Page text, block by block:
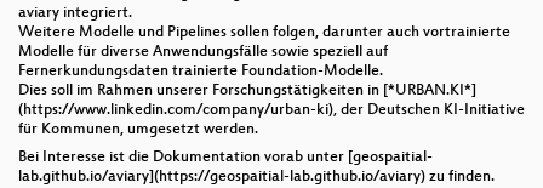
aviary integriert.
Weitere Modelle und Pipelines sollen folgen, darunter auch vortrainierte
Modelle für diverse Anwendungsfälle sowie speziell auf
Fernerkundungsdaten trainierte Foundation-Modelle.
Dies soll im Rahmen unserer Forschungstätigkeiten in [*URBAN.KI*]
(https://www.linkedin.com/company/urban-ki), der Deutschen KI-Initiative
für Kommunen, umgesetzt werden.
Bei Interesse ist die Dokumentation vorab unter [geospaitial-
lab.github.io/aviary](https://geospaitial-lab.github.io/aviary) zu finden.